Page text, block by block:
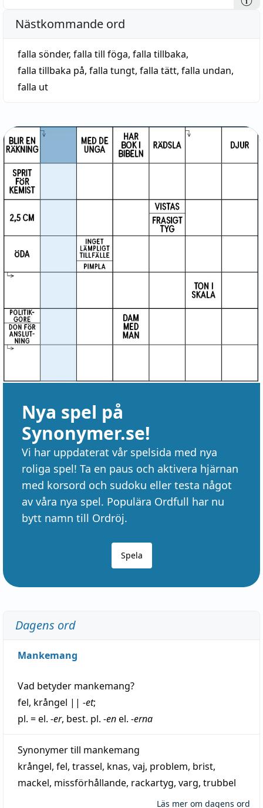
Nästkommande ord
falla sönder, falla till föga, falla tillbaka,
falla tillbaka på, falla tungt, falla tätt, falla undan,
falla ut
Nya spel på
Synonymer.se!
Vi har uppdaterat vår spelsida med nya
roliga spel! Ta en paus och aktivera hjärnan
med korsord och sudoku eller testa något
av våra nya spel. Populära Ordfull har nu
bytt namn till Ordröj.
Spela
Dagens ord
Mankemang
Vad betyder mankemang?
fel, krångel || -et;
pl. = el. -er, best. pl. -enel. -erna
Synonymer till mankemang
krångel, fel, trassel, knas, vaj, problem, brist,
mackel, missförhållande, rackartyg, varg, trubbel
Läs mer om dagens ord